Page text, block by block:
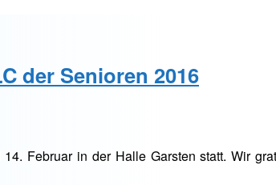
der Senioren 2016
Februar in der Halle Garsten statt. Wir